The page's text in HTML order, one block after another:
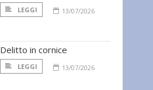
LEGGI 13/07/2026
Delitto in cornice
LEGGI 13/07/2026